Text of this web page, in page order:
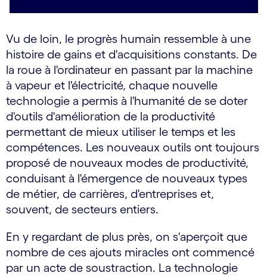
Vu de loin, le progrès humain ressemble à une
histoire de gains et d'acquisitions constants. De
la roue à l'ordinateur en passant par la machine
à vapeur et l'électricité, chaque nouvelle
technologie a permis à l'humanité de se doter
d'outils d'amélioration de la productivité
permettant de mieux utiliser le temps et les
compétences. Les nouveaux outils ont toujours
proposé de nouveaux modes de productivité,
conduisant à l'émergence de nouveaux types
de métier, de carrières, d'entreprises et,
souvent, de secteurs entiers.
En y regardant de plus près, on s'aperçoit que
nombre de ces ajouts miracles ont commencé
par un acte de soustraction. La technologie